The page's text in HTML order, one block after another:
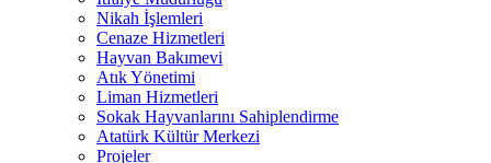
Nikah İşlemleri
Cenaze Hizmetleri
Hayvan Bakımevi
Atık Yönetimi
Liman Hizmetleri
Sokak Hayvanlarını Sahiplendirme
Atatürk Kültür Merkezi
Projeler